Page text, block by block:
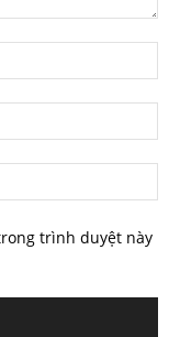
trình duyệt này